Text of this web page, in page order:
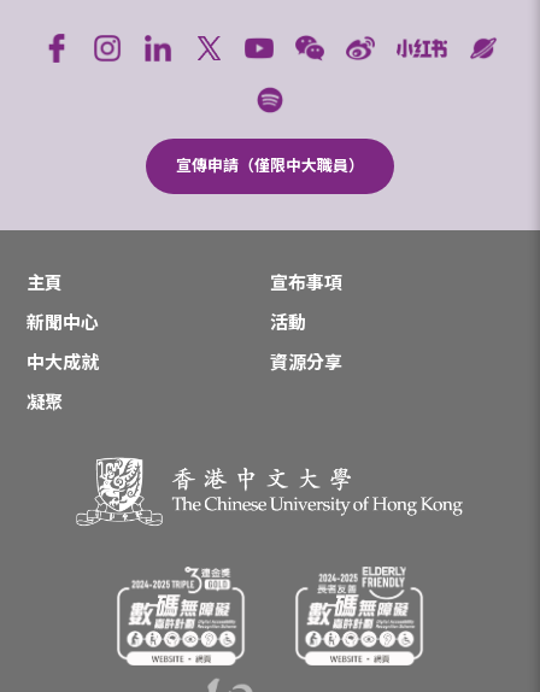
宣傳申請（僅限中大職員）
主頁
宣布事項
新聞中心
活動
中大成就
資源分享
凝聚